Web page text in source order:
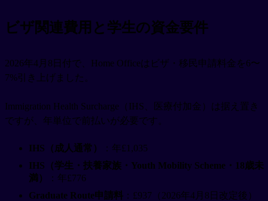
ビザ関連費用と学生の資金要件
2026年4月8日付で、Home Officeはビザ・移民申請料金を6〜
7%引き上げました。
Immigration Health Surcharge（IHS、医療付加金）は据え置き
ですが、年単位で前払いが必要です。
IHS（成人通常）
：年£1,035
IHS（学生・扶養家族・Youth Mobility Scheme・18歳未
満）
：年£776
Graduate Route申請料 ：£937（2026年4月8日改定後）